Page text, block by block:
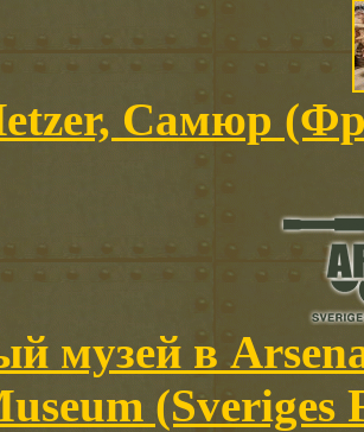
Самюр
музей в
(Sveriges